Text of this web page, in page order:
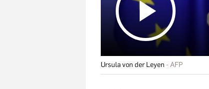
Ursula von der Leyen AFP